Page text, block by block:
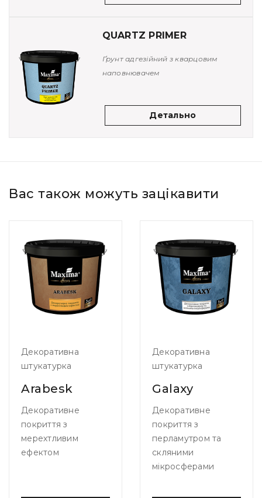
QUARTZ PRIMER
Ґрунт адгезійний з кварцовим
наповнювачем
Детально
Вас також можуть зацікавити
Декоративна
штукатурка
Arabesk
Декоративне
покриття з
мерехтливим
ефектом
Декоративна
штукатурка
Galaxy
Декоративне
покриття з
перламутром та
скляними
мікросферами